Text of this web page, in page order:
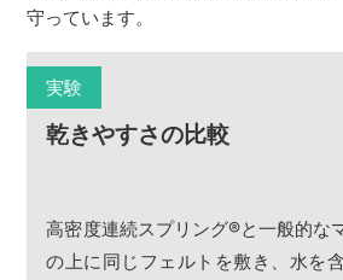
守っています。
実験
乾きやすさの比較
高密度連続スプリング®と一般的な
の上に同じフェルトを敷き、水を